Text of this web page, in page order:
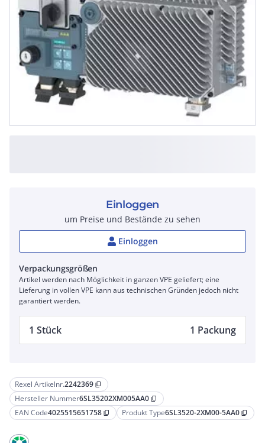
Rexel Artikelnr.2242369 content_copy
Hersteller Nummer6SL35202XM005AA0 content_copy
EAN Code4025515651758 content_copy Produkt Type6SL3520-2XM00-5AA0 content_copy
Einloggen
um Preise und Bestände zu sehen
Einloggen
Verpackungsgrößen
Artikel werden nach Möglichkeit in ganzen VPE geliefert; eine
Lieferung in vollen VPE kann aus technischen Gründen jedoch nicht
garantiert werden.
1 Stück 1 Packung